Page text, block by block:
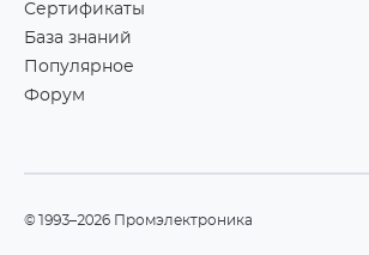
Сертификаты
База знаний
Популярное
Форум
©1993–2026 Промэлектроника